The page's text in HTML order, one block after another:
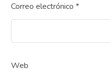
Correo electrónico*
Web